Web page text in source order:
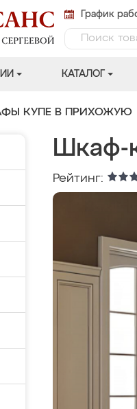
График
КАТАЛОГ
КУПЕ В ПРИХОЖУЮ
Шкаф-
Рейтинг: